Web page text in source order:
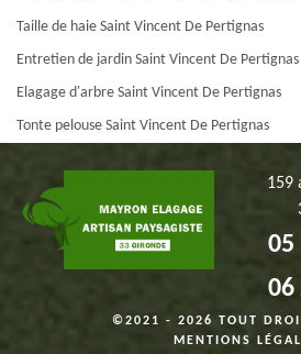
Taille de haie Saint Vincent De Pertignas
Entretien de jardin Saint Vincent De Pertignas
Elagage d'arbre Saint Vincent De Pertignas
Tonte pelouse Saint Vincent De Pertignas
159
05
06
©2021 - 2026 TOUT
MENTIONS